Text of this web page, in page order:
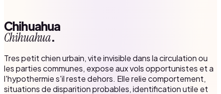
Chihuahua
Chihuahua.
Tres petit chien urbain, vite invisible dans la circulation ou
les parties communes, expose aux vols opportunistes et a
l'hypothermie s'il reste dehors. Elle relie comportement,
situations de disparition probables, identification utile et